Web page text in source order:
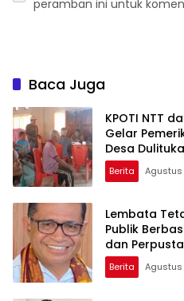
peramban ini untuk
Baca Juga
KPOTI NTT
Gelar
Desa
Berita Agustus
Lembata
Publik
dan
Berita Agustus